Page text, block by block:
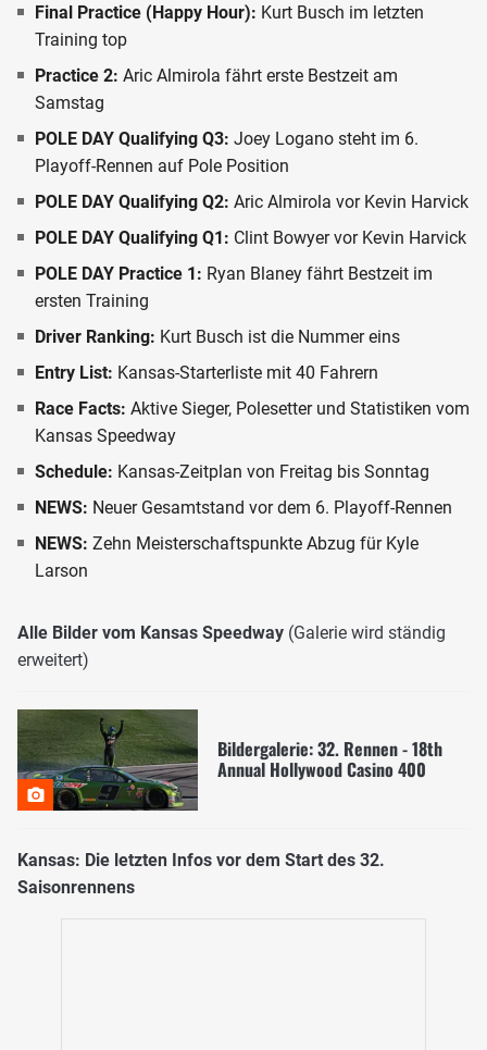
Final Practice (Happy Hour): Kurt Busch im letzten
Training top
Practice 2: Aric Almirola fährt erste Bestzeit am
Samstag
POLE DAY Qualifying Q3: Joey Logano steht im 6.
Playoff-Rennen auf Pole Position
POLE DAY Qualifying Q2: Aric Almirola vor Kevin Harvick
POLE DAY Qualifying Q1: Clint Bowyer vor Kevin Harvick
POLE DAY Practice 1: Ryan Blaney fährt Bestzeit im
ersten Training
Driver Ranking: Kurt Busch ist die Nummer eins
Entry List: Kansas-Starterliste mit 40 Fahrern
Race Facts: Aktive Sieger, Polesetter und Statistiken vom
Kansas Speedway
Schedule: Kansas-Zeitplan von Freitag bis Sonntag
NEWS: Neuer Gesamtstand vor dem 6. Playoff-Rennen
NEWS: Zehn Meisterschaftspunkte Abzug für Kyle
Larson
Alle Bilder vom Kansas Speedway (Galerie wird ständig
erweitert)
Bildergalerie: 32. Rennen - 18th
Annual Hollywood Casino 400
Kansas: Die letzten Infos vor dem Start des 32.
Saisonrennens